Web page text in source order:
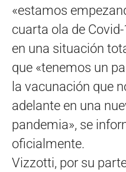
«estamos
cuarta ola de
en una situación
que «tenemos un
la vacunación que
adelante en una
pandemia», se
oficialmente.
Vizzotti, por su